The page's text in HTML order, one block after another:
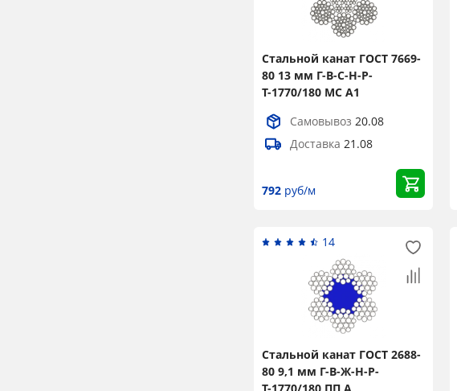
Стальной канат ГОСТ 7669-
80 13 мм Г-В-С-Н-Р-
Т-1770/180 МС А1
Самовывоз 20.08
Доставка 21.08
792 руб/м
14
Стальной канат ГОСТ 2688-
80 9,1 мм Г-В-Ж-Н-Р-